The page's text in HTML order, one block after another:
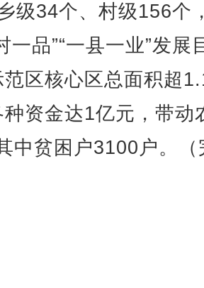
级34个、村级156个
一品”“一县一业”发展
区核心区总面积超
资金达1亿元，带动
中贫困户3100户。（